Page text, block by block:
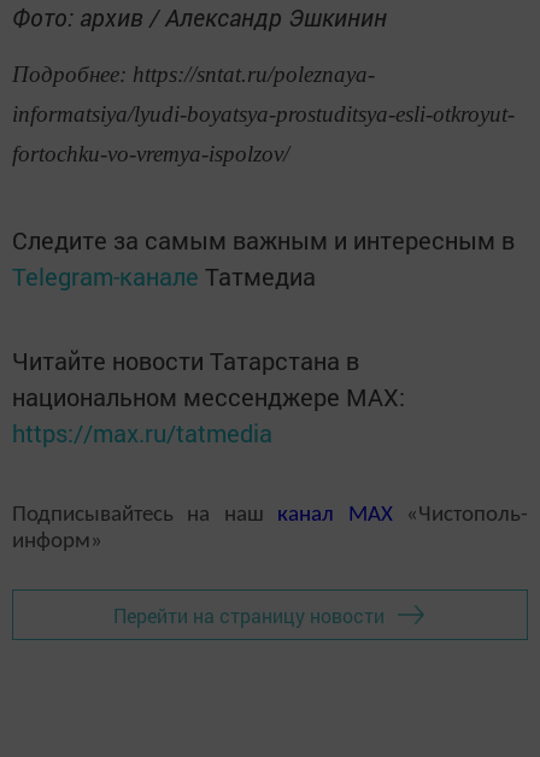
Фото: архив / Александр Эшкинин
Подробнее: https://sntat.ru/poleznaya-
informatsiya/lyudi-boyatsya-prostuditsya-esli-otkroyut-
fortochku-vo-vremya-ispolzov/
Следите за самым важным и интересным в
Telegram-канале Татмедиа
Читайте новости Татарстана в
национальном мессенджере MАХ:
https://max.ru/tatmedia
Подписывайтесь на наш канал MAX«Чистополь-
информ»
Перейти на страницу новости